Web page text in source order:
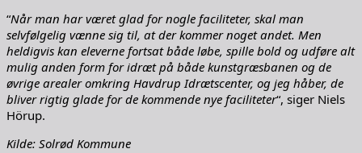
“Når man har været glad for nogle faciliteter, skal man
selvfølgelig vænne sig til, at der kommer noget andet. Men
heldigvis kan eleverne fortsat både løbe, spille bold og udføre alt
mulig anden form for idræt på både kunstgræsbanen og de
øvrige arealer omkring Havdrup Idrætscenter, og jeg håber, de
bliver rigtig glade for de kommende nye faciliteter“, siger Niels
Hörup.
Kilde: Solrød Kommune